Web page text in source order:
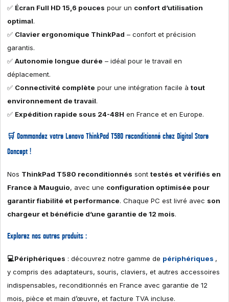
✅ Écran Full HD 15,6 pouces pour un confort d’utilisation
optimal.
✅ Clavier ergonomique ThinkPad – confort et précision
garantis.
✅Autonomie longue durée – idéal pour le travail en
déplacement.
✅ Connectivité complète pour une intégration facile àtout
environnement de travail.
✅ Expédition rapide sous 24-48H en France et en Europe.
🛒Commandez votre Lenovo ThinkPad T580 reconditionné chez Digital Store
Concept !
Nos ThinkPad T580 reconditionnés sonttestés et vérifiés en
France à Mauguio, avec une configuration optimisée pour
garantir fiabilité et performance. Chaque PC est livré avec son
chargeur et bénéficie d’une garantie de 12 mois.
Explorez nos autres produits :
💻Périphériques : découvrez notre gamme de périphériques ,
y compris des adaptateurs, souris, claviers, et autres accessoires
indispensables, reconditionnés en France avec garantie de 12
mois, pièce et main d’œuvre, et facture TVA incluse.